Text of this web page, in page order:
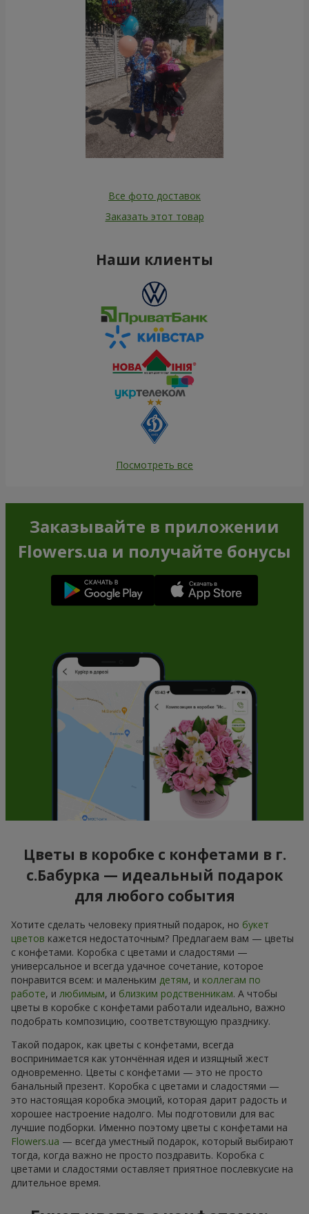
Все фото доставок
Заказать этот товар
Наши клиенты
Посмотреть все
Заказывайте в приложении
Flowers.ua и получайте бонусы
Цветы в коробке с конфетами в г.
с.Бабурка — идеальный подарок
для любого события
Хотите сделать человеку приятный подарок, но букет
цветов кажется недостаточным? Предлагаем вам — цветы
с конфетами. Коробка с цветами и сладостями —
универсальное и всегда удачное сочетание, которое
понравится всем: и маленьким детям, и коллегам по
работе, и любимым, и близким родственникам. А чтобы
цветы в коробке с конфетами работали идеально, важно
подобрать композицию, соответствующую празднику.
Такой подарок, как цветы с конфетами, всегда
воспринимается как утончённая идея и изящный жест
одновременно. Цветы с конфетами — это не просто
банальный презент. Коробка с цветами и сладостями —
это настоящая коробка эмоций, которая дарит радость и
хорошее настроение надолго. Мы подготовили для вас
лучшие подборки. Именно поэтому цветы с конфетами на
Flowers.ua — всегда уместный подарок, который выбирают
тогда, когда важно не просто поздравить. Коробка с
цветами и сладостями оставляет приятное послевкусие на
длительное время.